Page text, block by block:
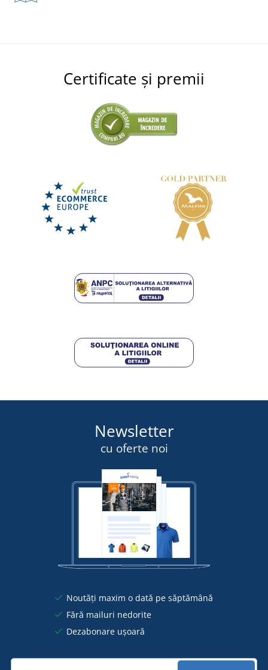
Certificate și premii
Newsletter
cu oferte noi
Noutăți maxim o dată pe săptămână
Fără mailuri nedorite
Dezabonare ușoară